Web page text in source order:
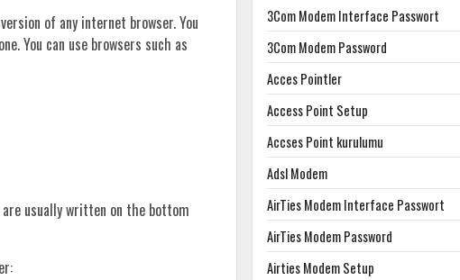
of any internet browser. You
You can use browsers such as
usually written on the bottom
3Com Modem Interface Passwort
3Com Modem Password
Acces Pointler
Access Point Setup
Accses Point kurulumu
Adsl Modem
AirTies Modem Interface Passwort
AirTies Modem Password
Airties Modem Setup